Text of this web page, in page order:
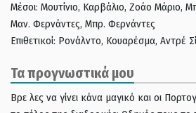
Μέσοι: Μουτίνιο, Καρβάλιο, Ζοάο Μάριο,
Μαν. Φερνάντες, Μπρ. Φερνάντες
Επιθετικοί: Ρονάλντο, Κουαρέσμα, Αντρέ
Τα προγνωστικά μου
Βρε λες να γίνει κάνα μαγικό και οι